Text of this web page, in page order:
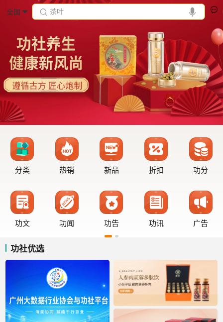
全国 茶叶
分类 热销 新品 折扣 功分
功文 功闻 功告 功讯 广告
功社优选